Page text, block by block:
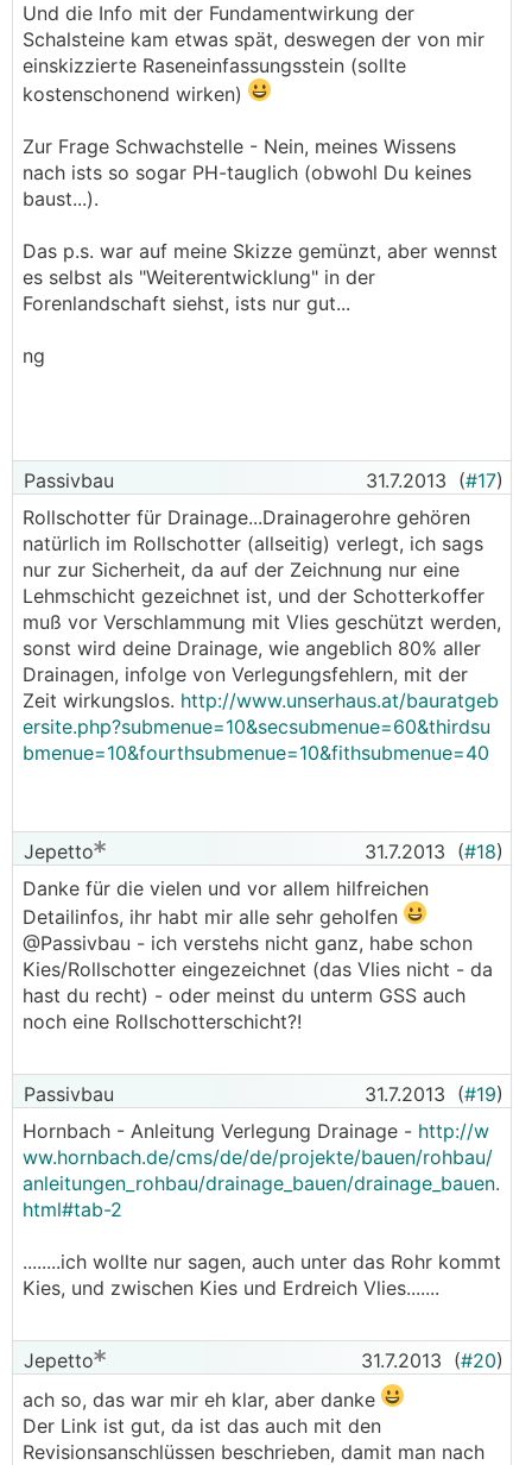
Und die Info mit der Fundamentwirkung der
Schalsteine kam etwas spät, deswegen der von mir
einskizzierte Raseneinfassungsstein (sollte
kostenschonend wirken)
Zur Frage Schwachstelle - Nein, meines Wissens
nach ists so sogar PH-tauglich (obwohl Du keines
baust...).
Das p.s. war auf meine Skizze gemünzt, aber wennst
es selbst als "Weiterentwicklung" in der
Forenlandschaft siehst, ists nur gut...
ng
Passivbau 31.7.2013 (#17)
Rollschotter für Drainage...Drainagerohre gehören
natürlich im Rollschotter (allseitig) verlegt, ich sags
nur zur Sicherheit, da auf der Zeichnung nur eine
Lehmschicht gezeichnet ist, und der Schotterkoffer
muß vor Verschlammung mit Vlies geschützt werden,
sonst wird deine Drainage, wie angeblich 80% aller
Drainagen, infolge von Verlegungsfehlern, mit der
Zeit wirkungslos. http://www.unserhaus.at/bauratgeb
ersite.php?submenue=10&secsubmenue=60&thirdsu
bmenue=10&fourthsubmenue=10&fithsubmenue=40
Jepetto 31.7.2013 (#18)
Danke für die vielen und vor allem hilfreichen
Detailinfos, ihr habt mir alle sehr geholfen
@Passivbau - ich verstehs nicht ganz, habe schon
Kies/Rollschotter eingezeichnet (das Vlies nicht - da
hast du recht) - oder meinst du unterm GSS auch
noch eine Rollschotterschicht?!
Passivbau 31.7.2013 (#19)
Hornbach - Anleitung Verlegung Drainage - http://w
ww.hornbach.de/cms/de/de/projekte/bauen/rohbau/
anleitungen_rohbau/drainage_bauen/drainage_bauen.
html#tab-2
........ich wollte nur sagen, auch unter das Rohr kommt
Kies, und zwischen Kies und Erdreich Vlies.......
Jepetto 31.7.2013 (#20)
ach so, das war mir eh klar, aber danke
Der Link ist gut, da ist das auch mit den
Revisionsanschlüssen beschrieben, damit man nach